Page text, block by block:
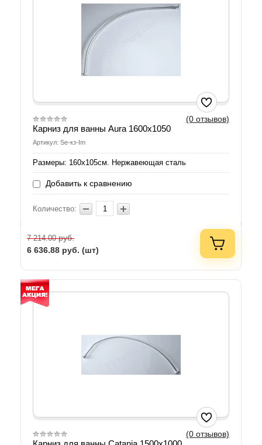
(0 отзывов)
Карниз для ванны Aura 1600x1050
Артикул: Se-кз-Im
Размеры: 160х105см. Нержавеющая сталь
Добавить к сравнению
Количество:
7 214.00руб.
6 636.88 руб. (шт)
(0 отзывов)